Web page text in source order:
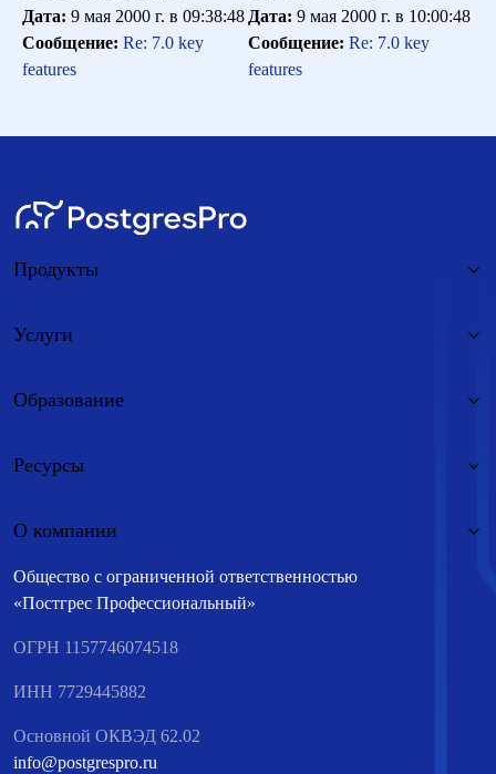
Дата: 9 мая 2000 г. в 09:38:48
Сообщение: Re: 7.0 key
features
Дата: 9 мая 2000 г. в 10:00:48
Сообщение: Re: 7.0 key
features
Общество с ограниченной ответственностью
«Постгрес Профессиональный»
ОГРН 1157746074518
ИНН 7729445882
Основной ОКВЭД 62.02
info@postgrespro.ru
Продукты
Услуги
Образование
Ресурсы
О компании